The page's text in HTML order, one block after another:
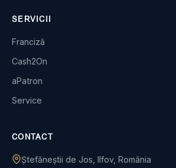
SERVICII
Franciză
Cash2On
aPatron
Service
CONTACT
Ștefăneștii de Jos, Ilfov, România